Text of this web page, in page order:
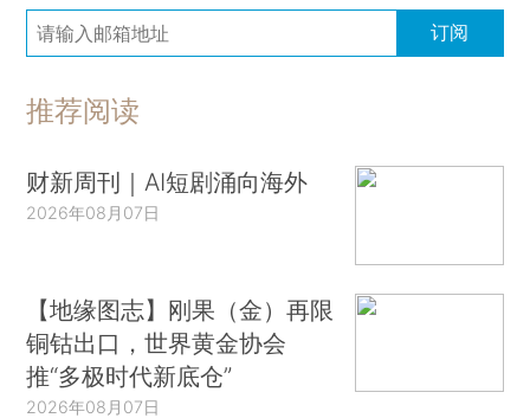
订阅
推荐阅读
财新周刊｜AI短剧涌向海外
2026年08月07日
【地缘图志】刚果（金）再限
铜钴出口，世界黄金协会
推“多极时代新底仓”
2026年08月07日